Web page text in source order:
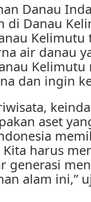
Danau
di Danau
air danau
dan ingin
aset
harus
generasi
alam ini,”